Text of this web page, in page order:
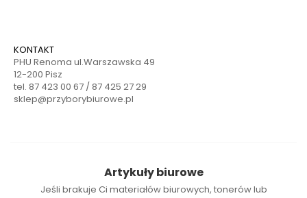
KONTAKT
PHU Renoma ul.Warszawska 49
12-200 Pisz
tel. 87 423 00 67 / 87 425 27 29
sklep@przyborybiurowe.pl
Artykuły biurowe
Jeśli brakuje Ci materiałów biurowych, tonerówlub